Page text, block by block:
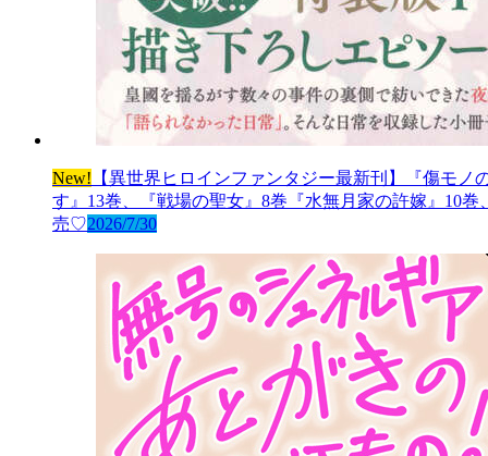
New! 【異世界ヒロインファンタジー最新刊】『傷モ
す』13巻、『戦場の聖女』8巻『水無月家の許嫁』10
売♡2026/7/30